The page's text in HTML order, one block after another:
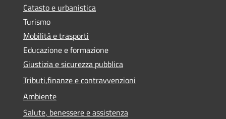
Catasto e urbanistica
Turismo
Mobilità e trasporti
Educazione e formazione
Giustizia e sicurezza pubblica
Tributi,finanze e contravvenzioni
Ambiente
Salute, benessere e assistenza